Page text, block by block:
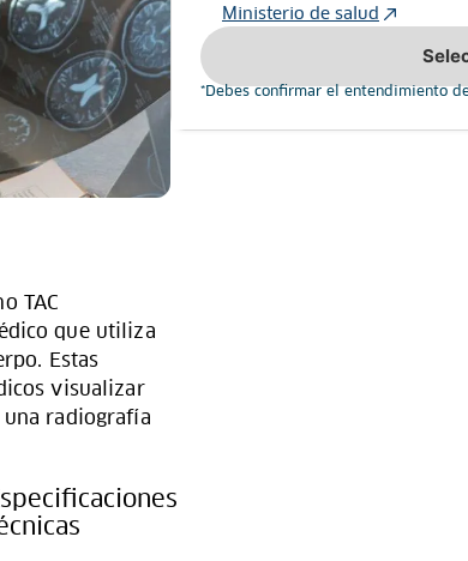
TAC
que utiliza
Estas
visualizar
radiografía
Ministerio de salud
*Debes confirmar el entendimiento